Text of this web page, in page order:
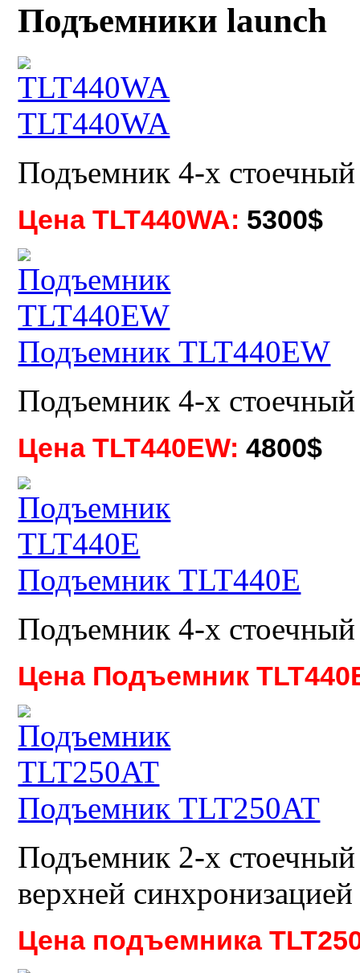
Подъемники launch
TLT440WA
Подъемник 4-х стоечный
Цена TLT440WA: 5300$
Подъемник TLT440EW
Подъемник 4-х стоечный
Цена TLT440EW:4800$
Подъемник TLT440E
Подъемник 4-х стоечный
Цена Подъемник
Подъемник TLT250AT
Подъемник 2-х стоечный
верхней синхронизацией
Цена подъемника